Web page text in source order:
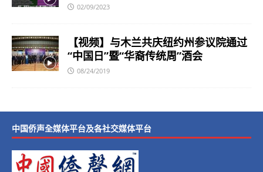
02/09/2023
【视频】与木兰共庆纽约州参议院通过
“中国日”暨“华裔传统周”酒会
08/24/2019
中国侨声全媒体平台及各社交媒体平台